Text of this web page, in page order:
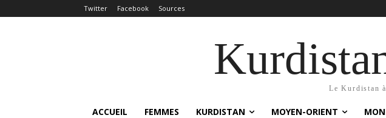
Twitter Facebook Sources
Le Kurdistan
ACCUEIL FEMMES KURDISTAN MOYEN-ORIENT